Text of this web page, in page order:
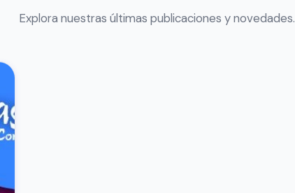
Explora nuestras últimas publicaciones y novedades.